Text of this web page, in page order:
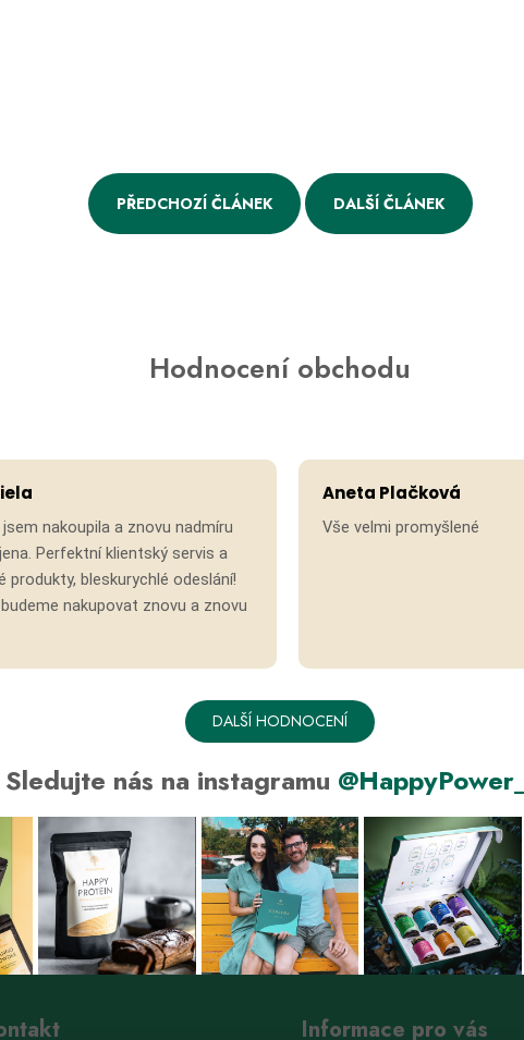
PŘEDCHOZÍ ČLÁNEK DALŠÍ ČLÁNEK
Hodnocení obchodu
nakoupila a znovu nadmíru
Perfektní klientský servis a
produkty, bleskurychlé odeslání!
nakupovat znovu a znovu
Aneta Plačková
Vše velmi promyšlené
DALŠÍ HODNOCENÍ
Sledujte nás na instagramu
Informace pro vás